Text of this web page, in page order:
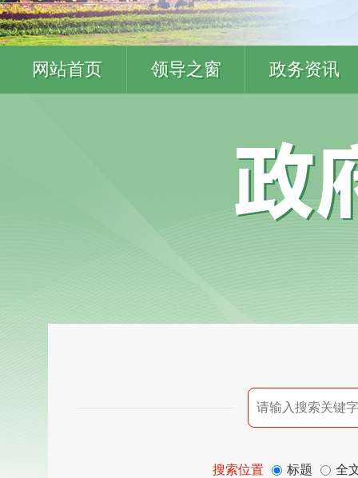
网站首页 领导之窗 政务资讯
搜索位置 标题 全